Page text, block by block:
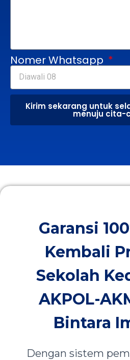
Nomer Whatsapp
Kirim sekarang untuk
menuju cita-
Garansi
Kembali
Sekolah
AKPOL-
Bintara
Dengan sistem